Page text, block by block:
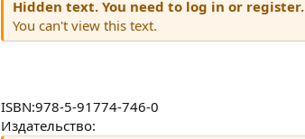
Hidden text. You need to log in or register.
You can't view this text.
ISBN:978-5-91774-746-0
Издательство: